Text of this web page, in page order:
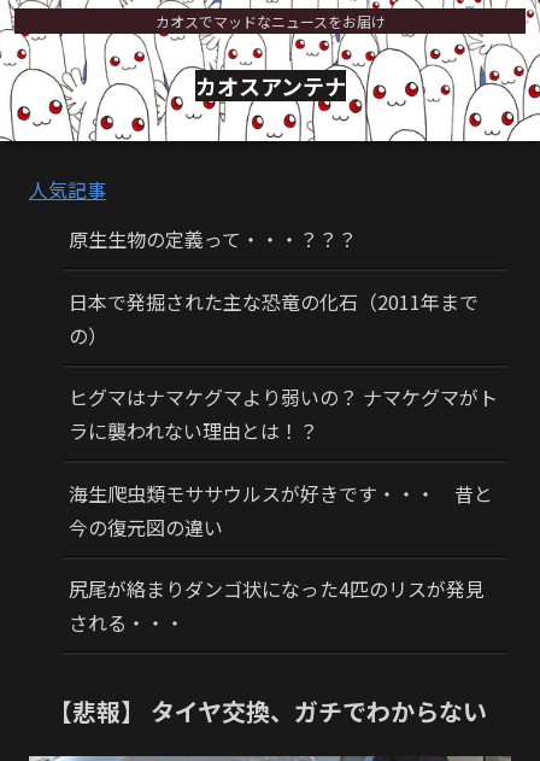
カオスでマッドなニュースをお届け
カオスアンテナ
人気記事
原生生物の定義って・・・？？？
日本で発掘された主な恐竜の化石（2011年まで
の）
ヒグマはナマケグマより弱いの？ ナマケグマがト
ラに襲われない理由とは！？
海生爬虫類モササウルスが好きです・・・ 昔と
今の復元図の違い
尻尾が絡まりダンゴ状になった4匹のリスが発見
される・・・
【悲報】 タイヤ交換、ガチでわからない